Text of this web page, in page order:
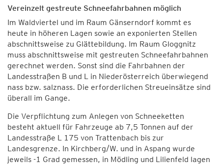
Vereinzelt gestreute Schneefahrbahnen möglich
Im Waldviertel und im Raum Gänserndorf kommt es
heute in höheren Lagen sowie an exponierten Stellen
abschnittsweise zu Glättebildung. Im Raum Gloggnitz
muss abschnittsweise mit gestreuten Schneefahrbahnen
gerechnet werden. Sonst sind die Fahrbahnen der
Landesstraßen B und L in Niederösterreich überwiegend
nass bzw. salznass. Die erforderlichen Streueinsätze sind
überall im Gange.
Die Verpflichtung zum Anlegen von Schneeketten
besteht aktuell für Fahrzeuge ab 7,5 Tonnen auf der
Landesstraße L 175 von Trattenbach bis zur
Landesgrenze. In Kirchberg/W. und in Aspang wurde
jeweils -1 Grad gemessen, in Mödling und Lilienfeld lagen